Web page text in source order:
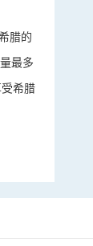
腊的
最多
希腊